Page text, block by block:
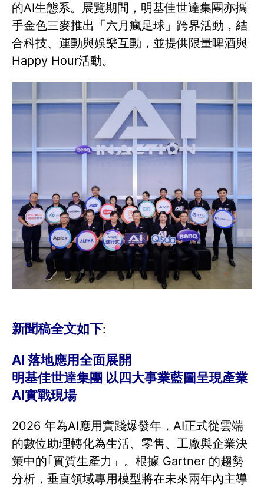
的AI生態系。展覽期間，明基佳世達集團亦攜
手金色三麥推出「六月瘋足球」跨界活動，結
合科技、運動與娛樂互動，並提供限量啤酒與
Happy Hour活動。
新聞稿全文如下:
AI 落地應用全面展開
明基佳世達集團 以四大事業藍圖呈現產業
AI實戰現場
2026 年為AI應用實踐爆發年，AI正式從雲端
的數位助理轉化為生活、零售、工廠與企業決
策中的｢實質生產力」。根據 Gartner 的趨勢
分析，垂直領域專用模型將在未來兩年內主導